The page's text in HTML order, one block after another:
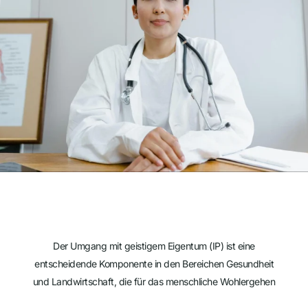
Der Umgang mit geistigem Eigentum (IP) ist eine
entscheidende Komponente in den Bereichen Gesundheit
und Landwirtschaft, die für das menschliche Wohlergehen